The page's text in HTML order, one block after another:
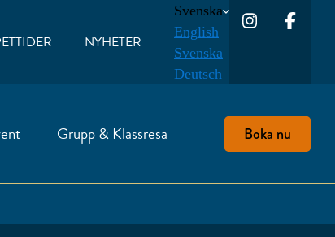
NYHETER
Svenska
English
Svenska
Deutsch
Grupp & Klassresa Boka nu